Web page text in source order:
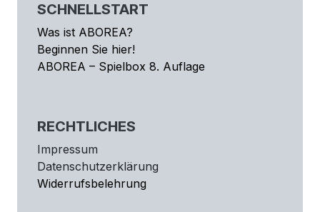
SCHNELLSTART
Was ist ABOREA?
Beginnen Sie hier!
ABOREA – Spielbox 8. Auflage
RECHTLICHES
Impressum
Datenschutzerklärung
Widerrufsbelehrung